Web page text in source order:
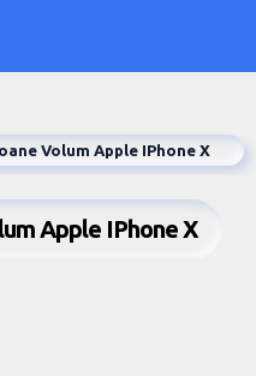
Volum Apple IPhone X
Apple IPhone X